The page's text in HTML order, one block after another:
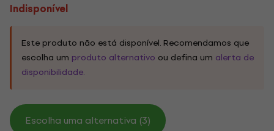
Indisponível
Este produto não está disponível. Recomendamos que
escolha um produto alternativo ou defina um alerta de
disponibilidade.
Escolha uma alternativa (3)